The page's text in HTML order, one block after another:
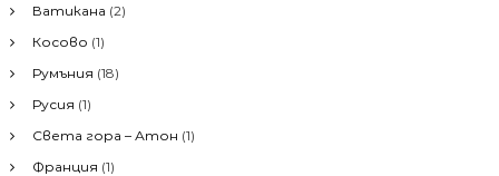
е
з
а
Ватикана (2)
Косово (1)
Румъния (18)
Русия (1)
Света гора – Атон (1)
Франция (1)